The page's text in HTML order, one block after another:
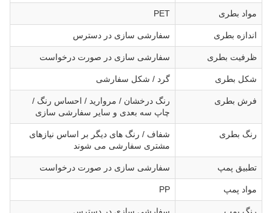
مواد بطری PET
اندازه بطری سفارشی سازی در دسترس
ظرفیت بطری سفارشی سازی در صورت درخواست
شکل بطری گرد / شکل سفارشی
فرش بطری
رنگ درخشان / مروارید / احساس رنگ /
چاپ سه بعدی و سایر سفارشی سازی
رنگ بطری
شفاف / رنگ های دیگر بر اساس نیازهای
مشتری سفارشی می شوند
تطبیق پمپ سفارشی سازی در صورت درخواست
مواد پمپ PP